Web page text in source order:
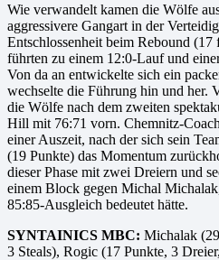
Wie verwandelt kamen die Wölfe
aggressivere Gangart in der
Entschlossenheit beim Rebound
führten zu einem 12:0-Lauf und
Von da an entwickelte sich ein
wechselte die Führung hin und her.
die Wölfe nach dem zweiten
Hill mit 76:71 vorn. Chemnitz-
einer Auszeit, nach der sich sein
(19 Punkte) das Momentum
dieser Phase mit zwei Dreiern und
einem Block gegen Michal
85:85-Ausgleich bedeutet hätte.
SYNTAINICS MBC: Michalak
3 Steals), Rogic (17 Punkte, 3